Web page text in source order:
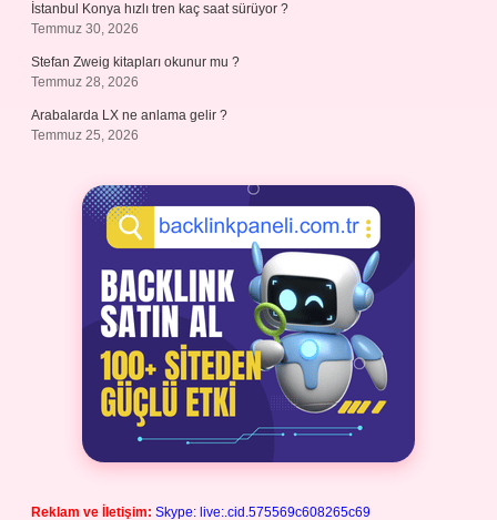
İstanbul Konya hızlı tren kaç saat sürüyor ?
Temmuz 30, 2026
Stefan Zweig kitapları okunur mu ?
Temmuz 28, 2026
Arabalarda LX ne anlama gelir ?
Temmuz 25, 2026
Reklam ve İletişim: Skype: live:.cid.575569c608265c69